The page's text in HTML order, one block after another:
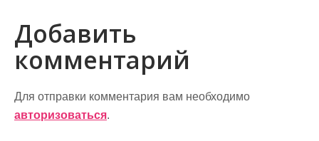
и
г
а
ц
и
Добавить
комментарий
Для отправки комментария вам необходимо
авторизоваться.